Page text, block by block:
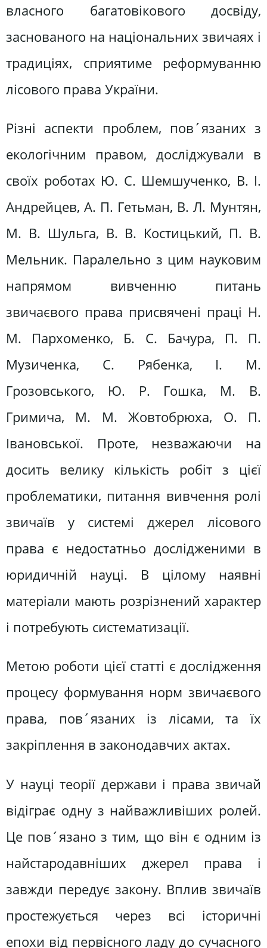
власного багатовікового досвіду,
заснованого на національних звичаях і
традиціях, сприятиме реформуванню
лісового права України.
Різні аспекти проблем, пов´язаних з
екологічним правом, досліджували в
своїх роботах Ю. С. Шемшученко, В. І.
Андрейцев, А. П. Гетьман, В. Л. Мунтян,
М. В. Шульга, В. В. Костицький, П. В.
Мельник. Паралельно з цим науковим
напрямом вивченню питань
звичаєвого права присвячені праці Н.
М. Пархоменко, Б. С. Бачура, П. П.
Музиченка, С. Рябенка, І. М.
Грозовського, Ю. Р. Гошка, М. В.
Гримича, М. М. Жовтобрюха, О. П.
Івановської. Проте, незважаючи на
досить велику кількість робіт з цієї
проблематики, питання вивчення ролі
звичаїв у системі джерел лісового
права є недостатньо дослідженими в
юридичній науці. В цілому наявні
матеріали мають розрізнений характер
і потребують систематизації.
Метою роботи цієї статті є дослідження
процесу формування норм звичаєвого
права, пов´язаних із лісами, та їх
закріплення в законодавчих актах.
У науці теорії держави і права звичай
відіграє одну з найважливіших ролей.
Це пов´язано з тим, що він є одним із
найстародавніших джерел права і
завжди передує закону. Вплив звичаїв
простежується через всі історичні
епохи від первісного ладу до сучасного